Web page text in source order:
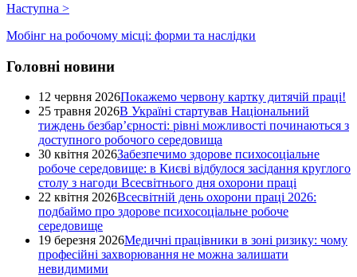
Наступна >
Мобінг на робочому місці: форми та наслідки
Головні новини
12 червня 2026Покажемо червону картку дитячій праці!
25 травня 2026В Україні стартував Національний
тиждень безбар’єрності: рівні можливості починаються з
доступного робочого середовища
30 квітня 2026Забезпечимо здорове психосоціальне
робоче середовище: в Києві відбулося засідання круглого
столу з нагоди Всесвітнього дня охорони праці
22 квітня 2026Всесвітній день охорони праці 2026:
подбаймо про здорове психосоціальне робоче
середовище
19 березня 2026Медичні працівники в зоні ризику: чому
професійні захворювання не можна залишати
невидимими